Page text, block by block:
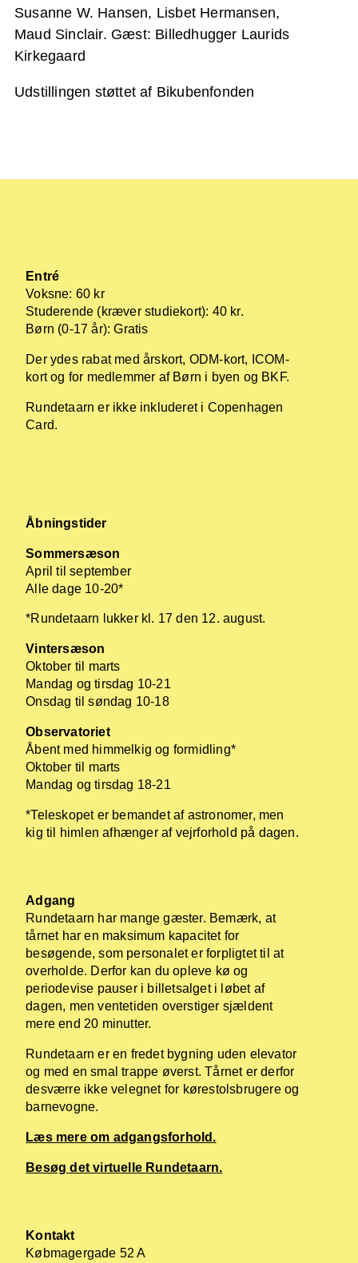
Susanne W. Hansen, Lisbet Hermansen,
Maud Sinclair. Gæst: Billedhugger Laurids
Kirkegaard
Udstillingen støttet af Bikubenfonden
Entré
Voksne: 60 kr
Studerende (kræver studiekort): 40 kr.
Børn (0-17 år): Gratis
Der ydes rabat med årskort, ODM-kort, ICOM-
kort og for medlemmer af Børn i byen og BKF.
Rundetaarn er ikke inkluderet i Copenhagen
Card.
Åbningstider
Sommersæson
April til september
Alle dage 10-20*
*Rundetaarn lukker kl. 17 den 12. august.
Vintersæson
Oktober til marts
Mandag og tirsdag 10-21
Onsdag til søndag 10-18
Observatoriet
Åbent med himmelkig og formidling*
Oktober til marts
Mandag og tirsdag 18-21
*Teleskopet er bemandet af astronomer, men
kig til himlen afhænger af vejrforhold på dagen.
Adgang
Rundetaarn har mange gæster. Bemærk, at
tårnet har en maksimum kapacitet for
besøgende, som personalet er forpligtet til at
overholde. Derfor kan du opleve kø og
periodevise pauser i billetsalget i løbet af
dagen, men ventetiden overstiger sjældent
mere end 20 minutter.
Rundetaarn er en fredet bygning uden elevator
og med en smal trappe øverst. Tårnet er derfor
desværre ikke velegnet for kørestolsbrugere og
barnevogne.
Læs mere om adgangsforhold.
Besøg det virtuelle Rundetaarn.
Kontakt
Købmagergade 52 A